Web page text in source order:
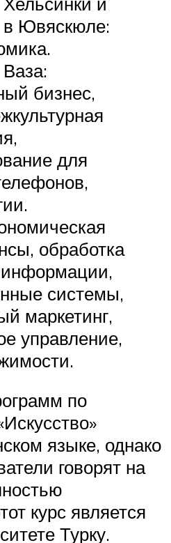
в Ювяскюле:
бизнес,
для
обработка
системы,
маркетинг,
управление,
по
языке, однако
говорят на
курс является
Турку.